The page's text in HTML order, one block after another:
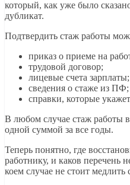
который, как уже было
дубликат.
Подтвердить стаж работы
приказ о приеме на
трудовой договор;
лицевые счета зарплаты;
сведения о стаже из ПФ;
справки, которые
В любом случае стаж работы
одной суммой за все годы.
Теперь понятно, где
работнику, и каков перечень
коем случае не стоит